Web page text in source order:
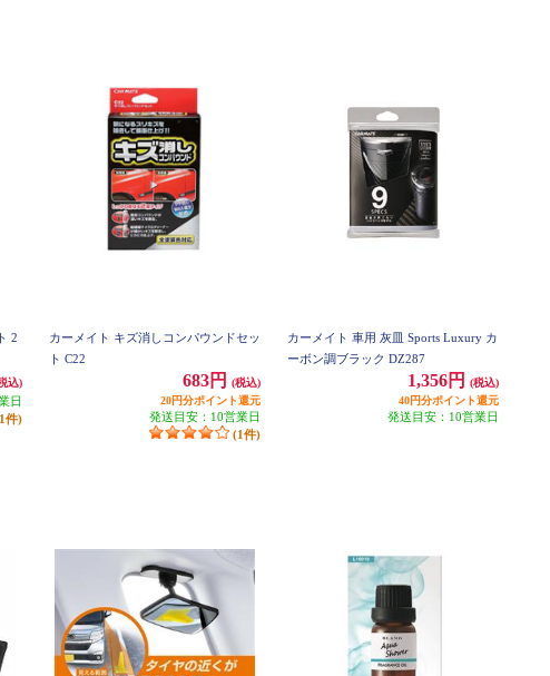
2
込)
日
件)
カーメイト キズ消しコンパウンドセッ
ト C22
683円
(税込)
20円分ポイント還元
発送目安：10営業日
(1件)
カーメイト 車用 灰皿 Sports Luxury カ
ーボン調ブラック DZ287
1,356円
(税込)
40円分ポイント還元
発送目安：10営業日